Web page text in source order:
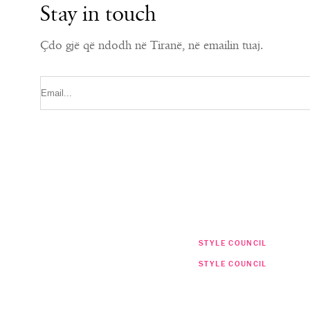
Stay in touch
Çdo gjë që ndodh në Tiranë, në emailin tuaj.
STYLE COUNCIL
STYLE COUNCIL